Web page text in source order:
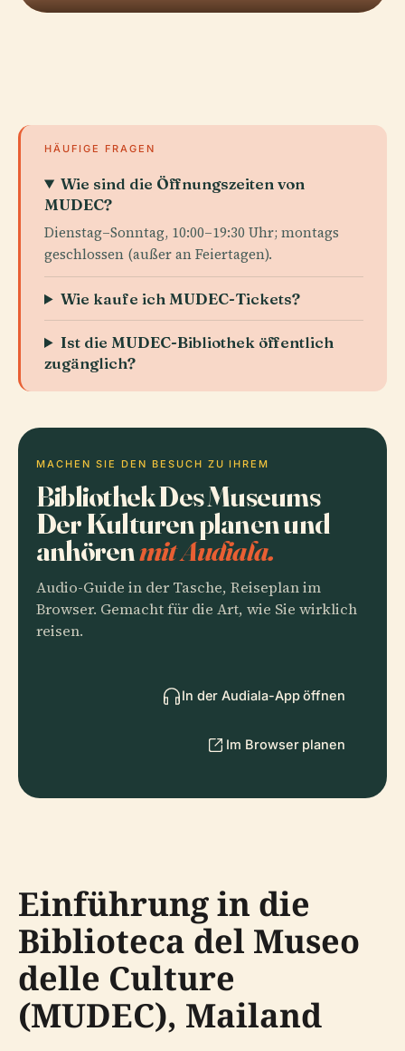
HÄUFIGE FRAGEN
Wie sind die Öffnungszeiten von
MUDEC?
Dienstag–Sonntag, 10:00–19:30 Uhr; montags
geschlossen (außer an Feiertagen).
Wie kaufe ich MUDEC-Tickets?
Ist die MUDEC-Bibliothek öffentlich
zugänglich?
MACHEN SIE DEN BESUCH ZU IHREM
Bibliothek Des Museums
Der Kulturen planen und
anhörenmit Audiala.
Audio-Guide in der Tasche, Reiseplan im
Browser. Gemacht für die Art, wie Sie wirklich
reisen.
In der Audiala-App öffnen
Im Browser planen
Einführung in die
Biblioteca del Museo
delle Culture
(MUDEC), Mailand